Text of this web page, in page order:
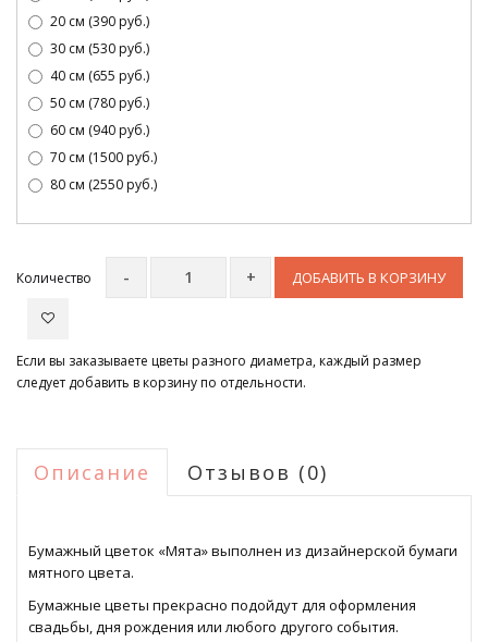
20 см (390 руб.)
30 см (530 руб.)
40 см (655 руб.)
50 см (780 руб.)
60 см (940 руб.)
70 см (1500 руб.)
80 см (2550 руб.)
Количество ДОБАВИТЬ В КОРЗИНУ
Если вы заказываете цветы разного диаметра, каждый размер
следует добавить в корзину по отдельности.
Описание Отзывов (0)
Бумажный цветок «Мята» выполнен из дизайнерской бумаги
мятного цвета.
Бумажные цветы прекрасно подойдут для оформления
свадьбы, дня рождения или любого другого события.